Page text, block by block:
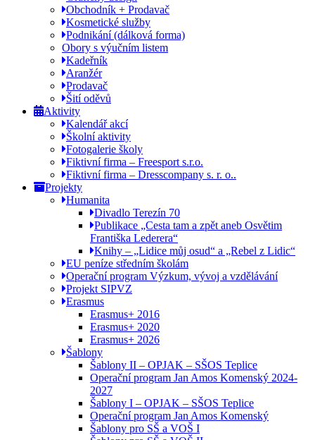
Obchodník + Prodavač
Kosmetické služby
Podnikání (dálková forma)
Obory s výučním listem
Kadeřník
Aranžér
Prodavač
Šití oděvů
Aktivity
Kalendář akcí
Školní aktivity
Fotogalerie školy
Fiktivní firma – Freesport s.r.o.
Fiktivní firma – Dresscompany s. r. o..
Projekty
Humanita
Divadlo Terezín 70
Publikace „Cesta tam a zpět aneb Osvětim
Františka Lederera“
Knihy – „Lidice můj osud“ a „Rebel z Lidic“
EU peníze středním školám
Operační program Výzkum, vývoj a vzdělávání
Projekt SIPVZ
Erasmus
Erasmus+ 2016
Erasmus+ 2020
Erasmus+ 2026
Šablony
Šablony II – OPJAK – SŠOS Teplice
Operační program Jan Amos Komenský 2024-
2027
Šablony I – OPJAK – SŠOS Teplice
Operační program Jan Amos Komenský
Šablony pro SŠ a VOŠ I